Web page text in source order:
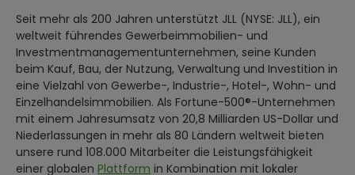
Seit mehr als 200 Jahren unterstützt JLL (NYSE: JLL), ein
weltweit führendes Gewerbeimmobilien- und
Investmentmanagementunternehmen, seine Kunden
beim Kauf, Bau, der Nutzung, Verwaltung und Investition in
eine Vielzahl von Gewerbe-, Industrie-, Hotel-, Wohn- und
Einzelhandelsimmobilien. Als Fortune-500®-Unternehmen
mit einem Jahresumsatz von 20,8 Milliarden US-Dollar und
Niederlassungen in mehr als 80 Ländern weltweit bieten
unsere rund 108.000 Mitarbeiter die Leistungsfähigkeit
einer globalen Plattform in Kombination mit lokaler